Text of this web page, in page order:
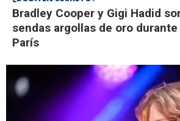
Bradley Cooper y Gigi Hadid
sendas argollas de oro
París